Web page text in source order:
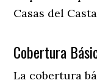
Casas del
Cobertura
La cobertura